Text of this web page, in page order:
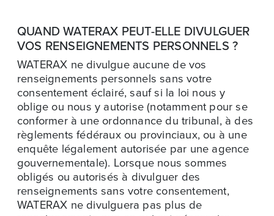
QUAND WATERAX PEUT-ELLE DIVULGUER
VOS RENSEIGNEMENTS PERSONNELS ?
WATERAX ne divulgue aucune de vos
renseignements personnels sans votre
consentement éclairé, sauf si la loi nous y
oblige ou nous y autorise (notamment pour se
conformer à une ordonnance du tribunal, à des
règlements fédéraux ou provinciaux, ou à une
enquête légalement autorisée par une agence
gouvernementale). Lorsque nous sommes
obligés ou autorisés à divulguer des
renseignements sans votre consentement,
WATERAX ne divulguera pas plus de